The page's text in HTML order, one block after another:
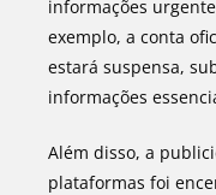
informações
exemplo, a conta
estará suspensa,
informações
Além disso, a
plataformas foi